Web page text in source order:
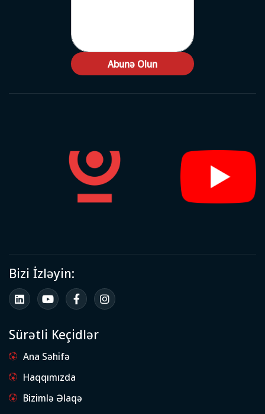
Abunə Olun
Bizi İzləyin:
Sürətli Keçidlər
Ana Səhifə
Haqqımızda
Bizimlə Əlaqə